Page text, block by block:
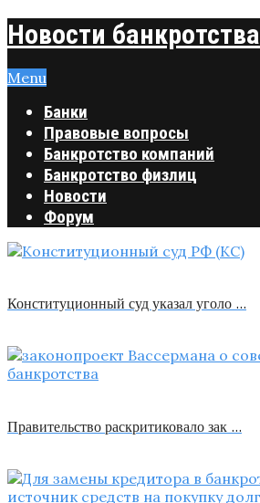
Новости банкротства
Menu
Банки
Правовые вопросы
Банкротство компаний
Банкротство физлиц
Новости
Форум
Конституционный суд указал уголо …
Правительство раскритиковало зак …